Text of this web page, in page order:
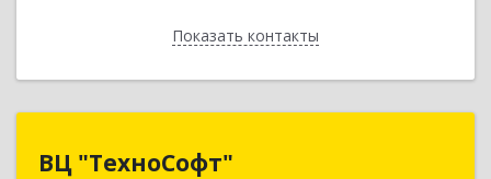
Показать контакты
Назад
ВЦ "ТехноСофт"